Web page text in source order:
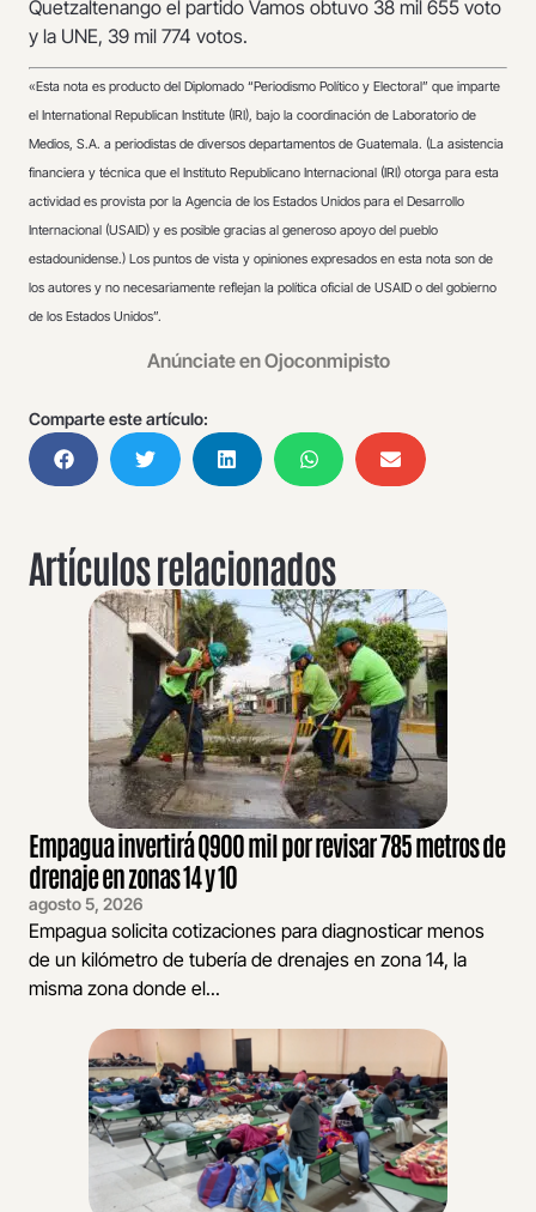
Quetzaltenango el partido Vamos obtuvo 38 mil 655 voto
y la UNE, 39 mil 774 votos.
«Esta nota es producto del Diplomado “Periodismo Político y Electoral” que imparte
el International Republican Institute (IRI), bajo la coordinación de Laboratorio de
Medios, S.A. a periodistas de diversos departamentos de Guatemala. (La asistencia
financiera y técnica que el Instituto Republicano Internacional (IRI) otorga para esta
actividad es provista por la Agencia de los Estados Unidos para el Desarrollo
Internacional (USAID) y es posible gracias al generoso apoyo del pueblo
estadounidense.) Los puntos de vista y opiniones expresados en esta nota son de
los autores y no necesariamente reflejan la política oficial de USAID o del gobierno
de los Estados Unidos”.
Anúnciate en Ojoconmipisto
Comparte este artículo:
Artículos relacionados
Empagua invertirá Q900 mil por revisar 785 metros de
drenaje en zonas 14 y 10
agosto 5, 2026
Empagua solicita cotizaciones para diagnosticar menos
de un kilómetro de tubería de drenajes en zona 14, la
misma zona donde el...